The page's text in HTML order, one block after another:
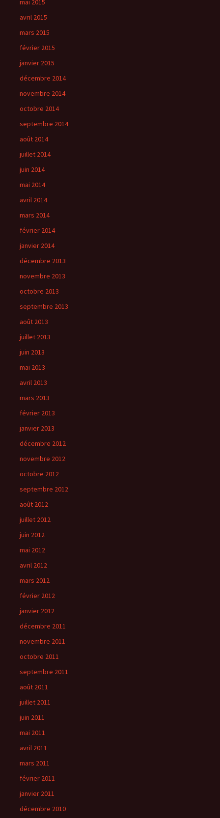
mai 2015
avril 2015
mars 2015
février 2015
janvier 2015
décembre 2014
novembre 2014
octobre 2014
septembre 2014
août 2014
juillet 2014
juin 2014
mai 2014
avril 2014
mars 2014
février 2014
janvier 2014
décembre 2013
novembre 2013
octobre 2013
septembre 2013
août 2013
juillet 2013
juin 2013
mai 2013
avril 2013
mars 2013
février 2013
janvier 2013
décembre 2012
novembre 2012
octobre 2012
septembre 2012
août 2012
juillet 2012
juin 2012
mai 2012
avril 2012
mars 2012
février 2012
janvier 2012
décembre 2011
novembre 2011
octobre 2011
septembre 2011
août 2011
juillet 2011
juin 2011
mai 2011
avril 2011
mars 2011
février 2011
janvier 2011
décembre 2010